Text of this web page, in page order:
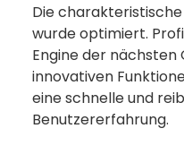
Die
wurde optimiert.
Engine der nächsten
innovativen
eine schnelle und
Benutzererfahrung.